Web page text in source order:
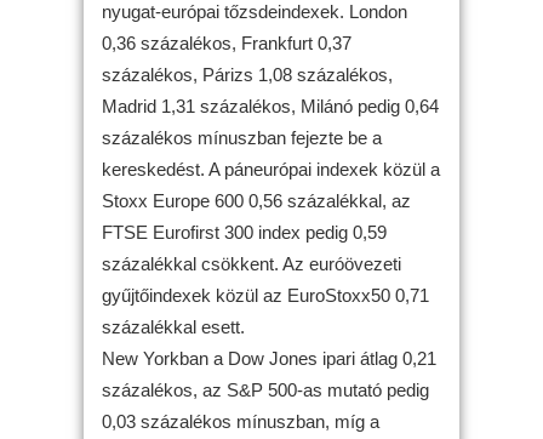
nyugat-európai tőzsdeindexek. London
0,36 százalékos, Frankfurt 0,37
százalékos, Párizs 1,08 százalékos,
Madrid 1,31 százalékos, Milánó pedig 0,64
százalékos mínuszban fejezte be a
kereskedést. A páneurópai indexek közül a
Stoxx Europe 600 0,56 százalékkal, az
FTSE Eurofirst 300 index pedig 0,59
százalékkal csökkent. Az euróövezeti
gyűjtőindexek közül az EuroStoxx50 0,71
százalékkal esett.
New Yorkban a Dow Jones ipari átlag 0,21
százalékos, az S&P 500-as mutató pedig
0,03 százalékos mínuszban, míg a